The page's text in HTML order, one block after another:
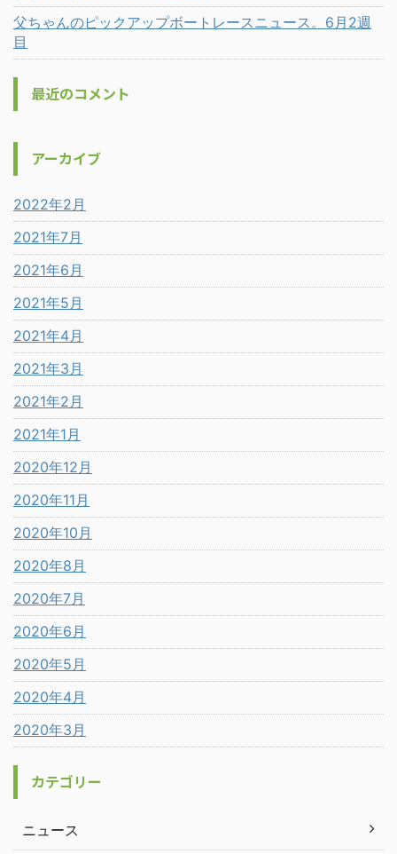
父ちゃんのピックアップボートレースニュース。6月2週
目
最近のコメント
アーカイブ
2022年2月
2021年7月
2021年6月
2021年5月
2021年4月
2021年3月
2021年2月
2021年1月
2020年12月
2020年11月
2020年10月
2020年8月
2020年7月
2020年6月
2020年5月
2020年4月
2020年3月
カテゴリー
ニュース